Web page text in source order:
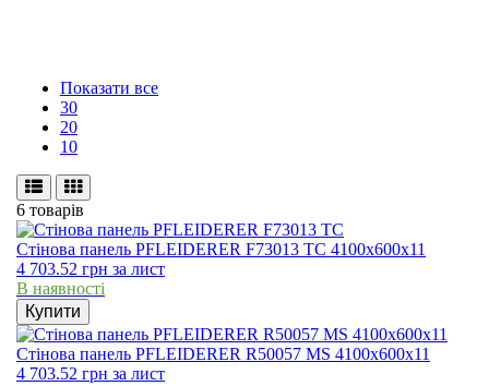
Показати все
30
20
10
6 товарів
Стінова панель PFLEIDERER F73013 TC 4100x600x11
4 703.52 грн за лист
В наявності
Купити
Стінова панель PFLEIDERER R50057 MS 4100x600x11
4 703.52 грн за лист